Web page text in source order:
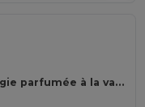
ANCIENT HIGH Bougie parfumée à la vanille